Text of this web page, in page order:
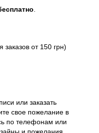
от 150 грн)
или заказать
свое пожелание в
по телефонам или
и пожелания